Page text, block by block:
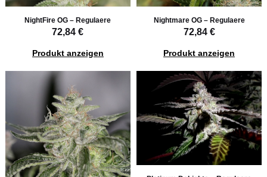
NightFire OG – Regulaere
72,84 €
Produkt anzeigen
Nightmare OG – Regulaere
72,84 €
Produkt anzeigen